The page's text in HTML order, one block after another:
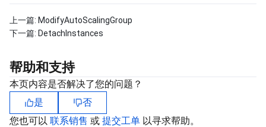
上一篇: ModifyAutoScalingGroup
下一篇: DetachInstances
帮助和支持
本页内容是否解决了您的问题？
是
否
您也可以 联系销售 或 提交工单 以寻求帮助。